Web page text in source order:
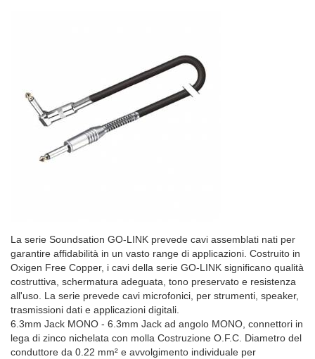
La serie Soundsation GO-LINK prevede cavi assemblati nati per
garantire affidabilità in un vasto range di applicazioni. Costruito in
Oxigen Free Copper, i cavi della serie GO-LINK significano qualità
costruttiva, schermatura adeguata, tono preservato e resistenza
all'uso. La serie prevede cavi microfonici, per strumenti, speaker,
trasmissioni dati e applicazioni digitali.
6.3mm Jack MONO - 6.3mm Jack ad angolo MONO, connettori in
lega di zinco nichelata con molla Costruzione O.F.C. Diametro del
conduttore da 0.22 mm² e avvolgimento individuale per